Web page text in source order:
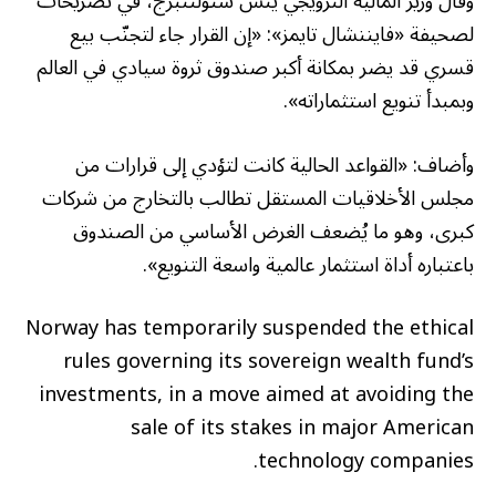
لصحيفة «فايننشال تايمز»: «إن القرار جاء لتجنّب بيع
قسري قد يضر بمكانة أكبر صندوق ثروة سيادي في العالم
وبمبدأ تنويع استثماراته».
وأضاف: «القواعد الحالية كانت لتؤدي إلى قرارات من
مجلس الأخلاقيات المستقل تطالب بالتخارج من شركات
كبرى، وهو ما يُضعف الغرض الأساسي من الصندوق
باعتباره أداة استثمار عالمية واسعة التنويع».
Norway has temporarily suspended the ethical
rules governing its sovereign wealth fund’s
investments, in a move aimed at avoiding the
sale of its stakes in major American
technology companies.